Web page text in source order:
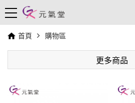
首頁 購物區
更多商品